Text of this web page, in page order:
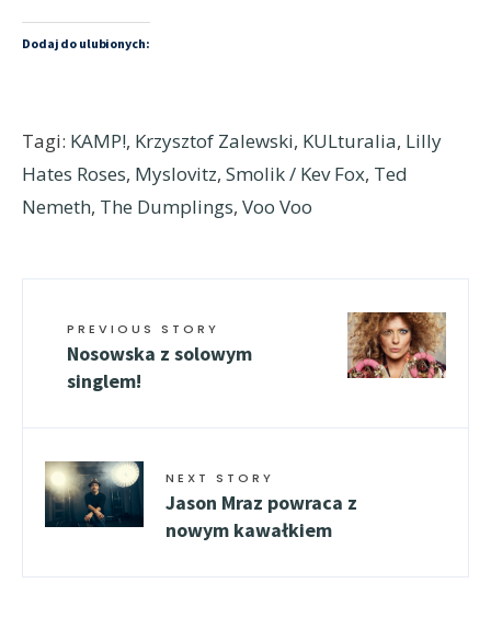
Dodaj do ulubionych:
Tagi: KAMP!, Krzysztof Zalewski, KULturalia, Lilly
Hates Roses, Myslovitz, Smolik / Kev Fox, Ted
Nemeth, The Dumplings, Voo Voo
PREVIOUS STORY
Nosowska z solowym
singlem!
NEXT STORY
Jason Mraz powraca z
nowym kawałkiem